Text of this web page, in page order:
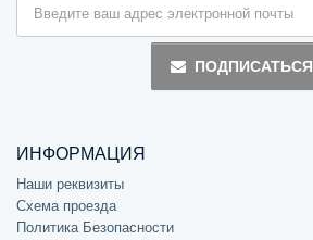
ПОДПИСАТЬСЯ
ИНФОРМАЦИЯ
Наши реквизиты
Схема проезда
Политика Безопасности